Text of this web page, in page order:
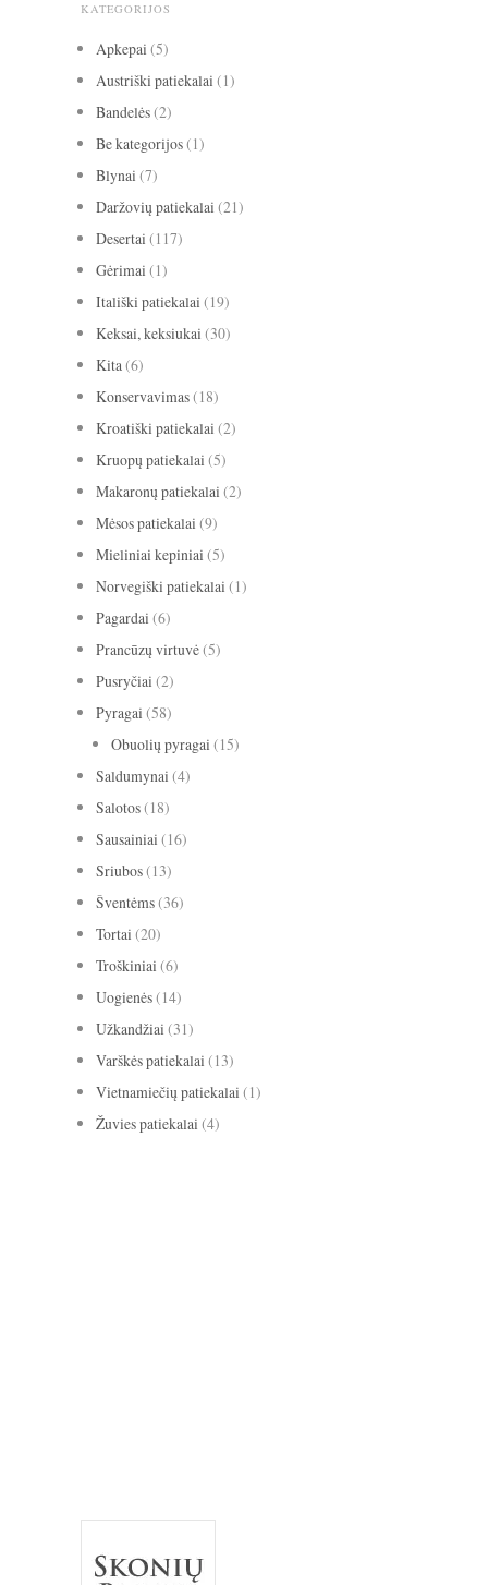
KATEGORIJOS
Apkepai (5)
Austriški patiekalai (1)
Bandelės(2)
Be kategorijos(1)
Blynai (7)
Daržovių patiekalai (21)
Desertai (117)
Gėrimai (1)
Itališki patiekalai (19)
Keksai, keksiukai (30)
Kita(6)
Konservavimas(18)
Kroatiški patiekalai (2)
Kruopų patiekalai (5)
Makaronų patiekalai (2)
Mėsos patiekalai (9)
Mieliniai kepiniai (5)
Norvegiški patiekalai (1)
Pagardai (6)
Prancūzų virtuvė(5)
Pusryčiai (2)
Pyragai (58)
Obuolių pyragai (15)
Saldumynai (4)
Salotos(18)
Sausainiai (16)
Sriubos(13)
Šventėms(36)
Tortai (20)
Troškiniai (6)
Uogienės(14)
Užkandžiai (31)
Varškės patiekalai (13)
Vietnamiečių patiekalai (1)
Žuvies patiekalai (4)